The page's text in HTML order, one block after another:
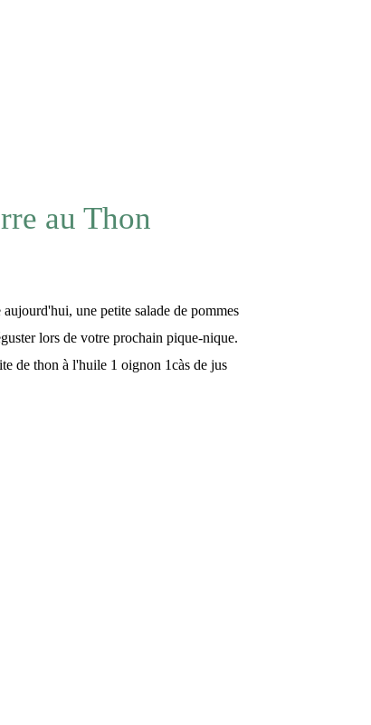
au Thon
une petite salade de pommes
lors de votre prochain pique-nique.
de thon à l'huile 1 oignon 1càs de jus